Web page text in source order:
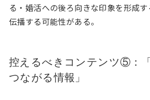
る・婚活への後ろ向きな印象を形成
伝播する可能性がある。
控えるべきコンテンツ⑤：
つながる情報」